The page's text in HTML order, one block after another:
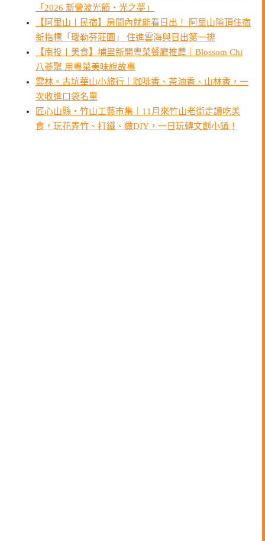
「2026 新營波光節・光之夢」
【阿里山〡民宿】房間內就能看日出！ 阿里山隙頂住宿
新指標「璦勒芬莊園」 住進雲海與日出第一排
【南投〡美食】埔里新開粵菜餐廳推薦｜Blossom Chi
八蔘聚 用粵菜美味說故事
雲林。古坑華山小旅行｜咖啡香、茶油香、山林香，一
次收進口袋名單
匠心山縣・竹山工藝市集｜11月來竹山老街走讀吃美
食，玩花弄竹、打鐵、做DIY，一日玩轉文創小鎮！